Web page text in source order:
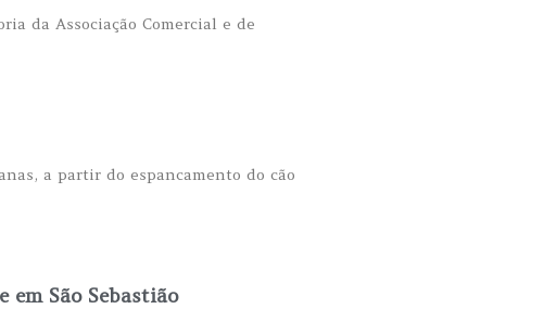
da Associação Comercial e de
a partir do espancamento do cão
em São Sebastião